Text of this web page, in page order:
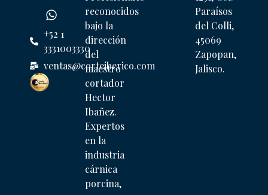
+52 1
3331003330
ventas@corteiberico.com
reconocidos
bajo la
dirección
del
maestro
cortador
Hector
Ibañez.
Expertos
en la
industria
cárnica
porcina,
Paraísos
del Colli,
45069
Zapopan,
Jalisco.